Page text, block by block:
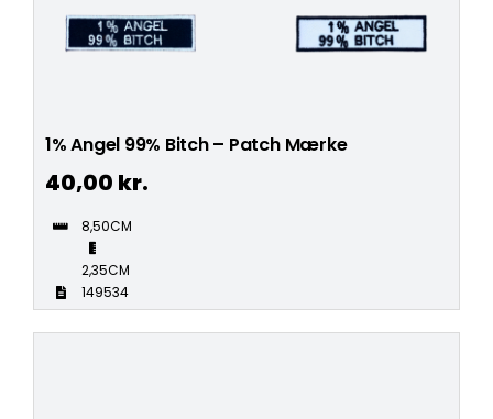
1% Angel 99% Bitch – Patch Mærke
40,00 kr.
8,50CM
2,35CM
149534